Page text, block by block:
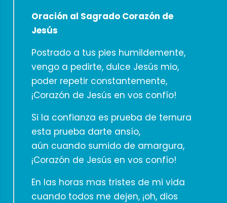
Oración al Sagrado Corazón de
Jesús
Postrado a tus pies humildemente,
vengo a pedirte, dulce Jesús mio,
poder repetir constantemente,
¡Corazón de Jesús en vos confío!
Si la confianza es prueba de ternura
esta prueba darte ansío,
aún cuando sumido de amargura,
¡Corazón de Jesús en vos confío!
En las horas mas tristes de mi vida
cuando todos me dejen, ¡oh, dios